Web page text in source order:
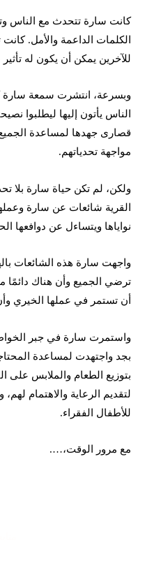
كانت سارة تتحدث مع الناس
الكلمات الداعمة والأمل.
للآخرين يمكن أن يكون له
وبسرعة، انتشرت سمعة سارة
الناس يأتون إليها ليطلبوا
قصارى جهدها لمساعدة
مواجهة تحدياتهم.
ولكن، لم تكن حياة سارة بلا
القرية شائعات عن سارة
نواياها ويتساءل عن دوافعها
واجهت سارة هذه الشائعات
ترضي الجميع وأن هناك
أن تستمر في عملها الخيري
واستمرت سارة في جبر
بجد واجتهدت لمساعدة
بتوزيع الطعام والملابس على
لتقديم الرعاية والاهتمام
للأطفال الفقراء.
مع مرور الوقت،….